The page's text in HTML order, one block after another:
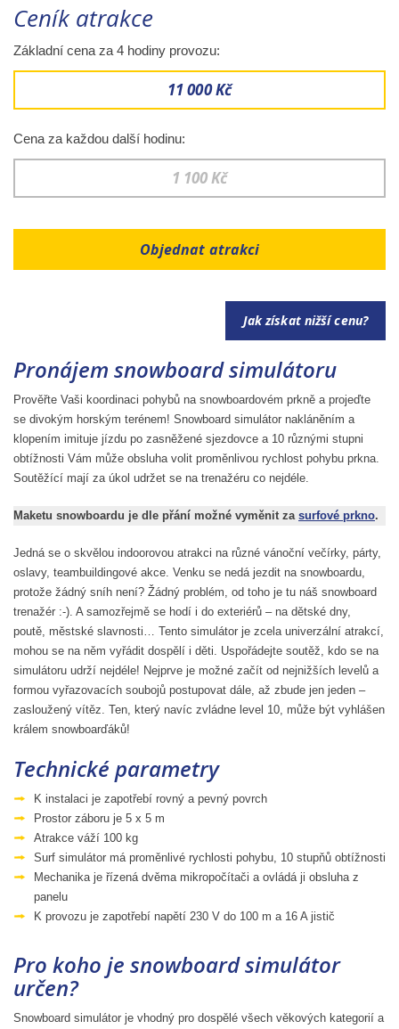
Ceník atrakce
Základní cena za 4 hodiny provozu:
11 000 Kč
Cena za každou další hodinu:
1 100 Kč
Objednat atrakci
Jak získat nižší cenu?
Pronájem snowboard simulátoru
Prověřte Vaši koordinaci pohybů na snowboardovém prkně a projeďte
se divokým horským terénem! Snowboard simulátor nakláněním a
klopením imituje jízdu po zasněžené sjezdovce a 10 různými stupni
obtížnosti Vám může obsluha volit proměnlivou rychlost pohybu prkna.
Soutěžící mají za úkol udržet se na trenažéru co nejdéle.
Maketu snowboardu je dle přání možné vyměnit za surfové prkno.
Jedná se o skvělou indoorovou atrakci na různé vánoční večírky, párty,
oslavy, teambuildingové akce. Venku se nedá jezdit na snowboardu,
protože žádný sníh není? Žádný problém, od toho je tu náš snowboard
trenažér :-). A samozřejmě se hodí i do exteriérů – na dětské dny,
poutě, městské slavnosti… Tento simulátor je zcela univerzální atrakcí,
mohou se na něm vyřádit dospělí i děti. Uspořádejte soutěž, kdo se na
simulátoru udrží nejdéle! Nejprve je možné začít od nejnižších levelů a
formou vyřazovacích soubojů postupovat dále, až zbude jen jeden –
zasloužený vítěz. Ten, který navíc zvládne level 10, může být vyhlášen
králem snowboarďáků!
Technické parametry
K instalaci je zapotřebí rovný a pevný povrch
Prostor záboru je 5 x 5 m
Atrakce váží 100 kg
Surf simulátor má proměnlivé rychlosti pohybu, 10 stupňů obtížnosti
Mechanika je řízená dvěma mikropočítači a ovládá ji obsluha z
panelu
K provozu je zapotřebí napětí 230 V do 100 m a 16 A jistič
Pro koho je snowboard simulátor
určen?
Snowboard simulátor je vhodný pro dospělé všech věkových kategorií a